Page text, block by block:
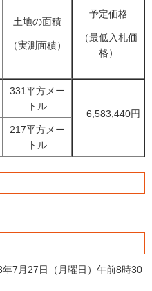
土地の面積
（実測面積）
予定価格
（最低入札価
格）
331平方メー
トル
6,583,440円
217平方メー
トル
7月27日（月曜日）午前8時30